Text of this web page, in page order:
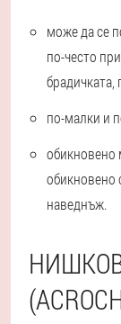
може да се
по-често
брадичката,
по-малки и
обикновено
обикновено
наведнъж.